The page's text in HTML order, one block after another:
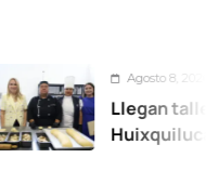
Agosto 8, 2026
Llegan talleres de
Huixquilucan